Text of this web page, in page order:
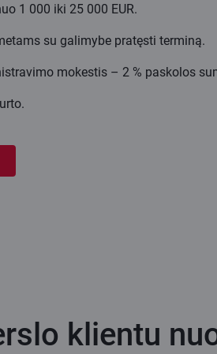
1 000 iki 25 000 EUR.
su galimybe pratęsti terminą.
mokestis – 2 % paskolos
klientu